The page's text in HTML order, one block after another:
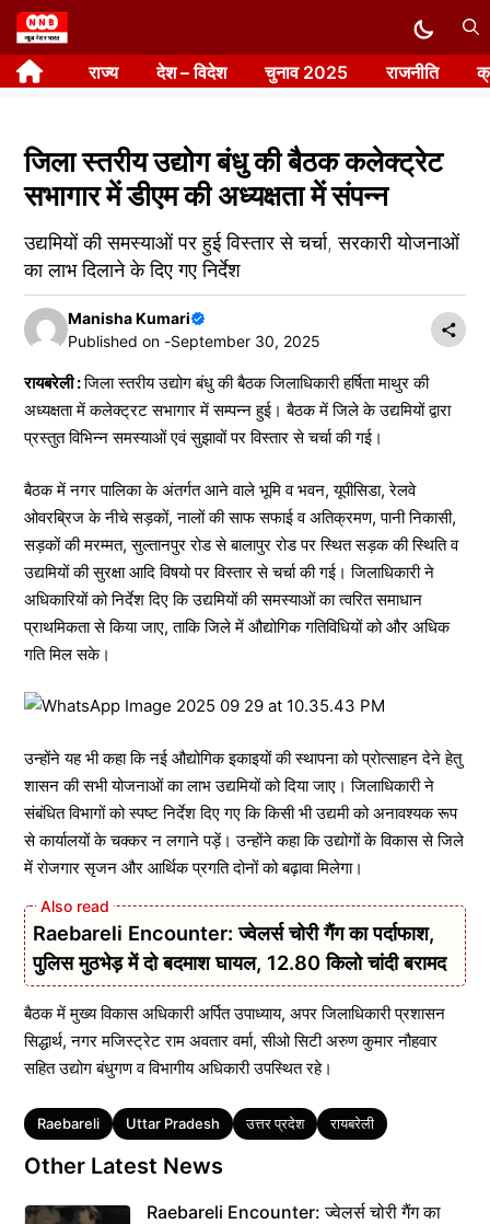
Skip
to
content राज्य देश – विदेश चुनाव 2025 राजनीति
जिला स्तरीय उद्योग बंधु की बैठक कलेक्ट्रेट
सभागार में डीएम की अध्यक्षता में संपन्न
उद्यमियों की समस्याओं पर हुई विस्तार से चर्चा, सरकारी योजनाओं
का लाभ दिलाने के दिए गए निर्देश
Manisha Kumari
Published on -September 30, 2025
रायबरेली :जिला स्तरीय उद्योग बंधु की बैठक जिलाधिकारी हर्षिता माथुर की
अध्यक्षता में कलेक्ट्रट सभागार में सम्पन्न हुई। बैठक में जिले के उद्यमियों द्वारा
प्रस्तुत विभिन्न समस्याओं एवं सुझावों पर विस्तार से चर्चा की गई।
बैठक में नगर पालिका के अंतर्गत आने वाले भूमि व भवन, यूपीसिडा, रेलवे
ओवरब्रिज के नीचे सड़कों, नालों की साफ सफाई व अतिक्रमण, पानी निकासी,
सड़कों की मरम्मत, सुल्तानपुर रोड से बालापुर रोड पर स्थित सड़क की स्थिति व
उद्यमियों की सुरक्षा आदि विषयो पर विस्तार से चर्चा की गई। जिलाधिकारी ने
अधिकारियों को निर्देश दिए कि उद्यमियों की समस्याओं का त्वरित समाधान
प्राथमिकता से किया जाए, ताकि जिले में औद्योगिक गतिविधियों को और अधिक
गति मिल सके।
उन्होंने यह भी कहा कि नई औद्योगिक इकाइयों की स्थापना को प्रोत्साहन देने हेतु
शासन की सभी योजनाओं का लाभ उद्यमियों को दिया जाए। जिलाधिकारी ने
संबंधित विभागों को स्पष्ट निर्देश दिए गए कि किसी भी उद्यमी को अनावश्यक रूप
से कार्यालयों के चक्कर न लगाने पड़ें। उन्होंने कहा कि उद्योगों के विकास से जिले
में रोजगार सृजन और आर्थिक प्रगति दोनों को बढ़ावा मिलेगा।
Raebareli Encounter: ज्वेलर्स चोरी गैंग का पर्दाफाश,
पुलिस मुठभेड़ में दो बदमाश घायल, 12.80 किलो चांदी बरामद
बैठक में मुख्य विकास अधिकारी अर्पित उपाध्याय, अपर जिलाधिकारी प्रशासन
सिद्धार्थ, नगर मजिस्ट्रेट राम अवतार वर्मा, सीओ सिटी अरुण कुमार नौहवार
सहित उद्योग बंधुगण व विभागीय अधिकारी उपस्थित रहे।
Tags
Raebareli Uttar Pradesh उत्तर प्रदेश रायबरेली
Other Latest News
Raebareli Encounter: ज्वेलर्स चोरी गैंग का